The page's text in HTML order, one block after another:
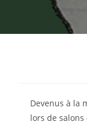
Devenus à la
lors de